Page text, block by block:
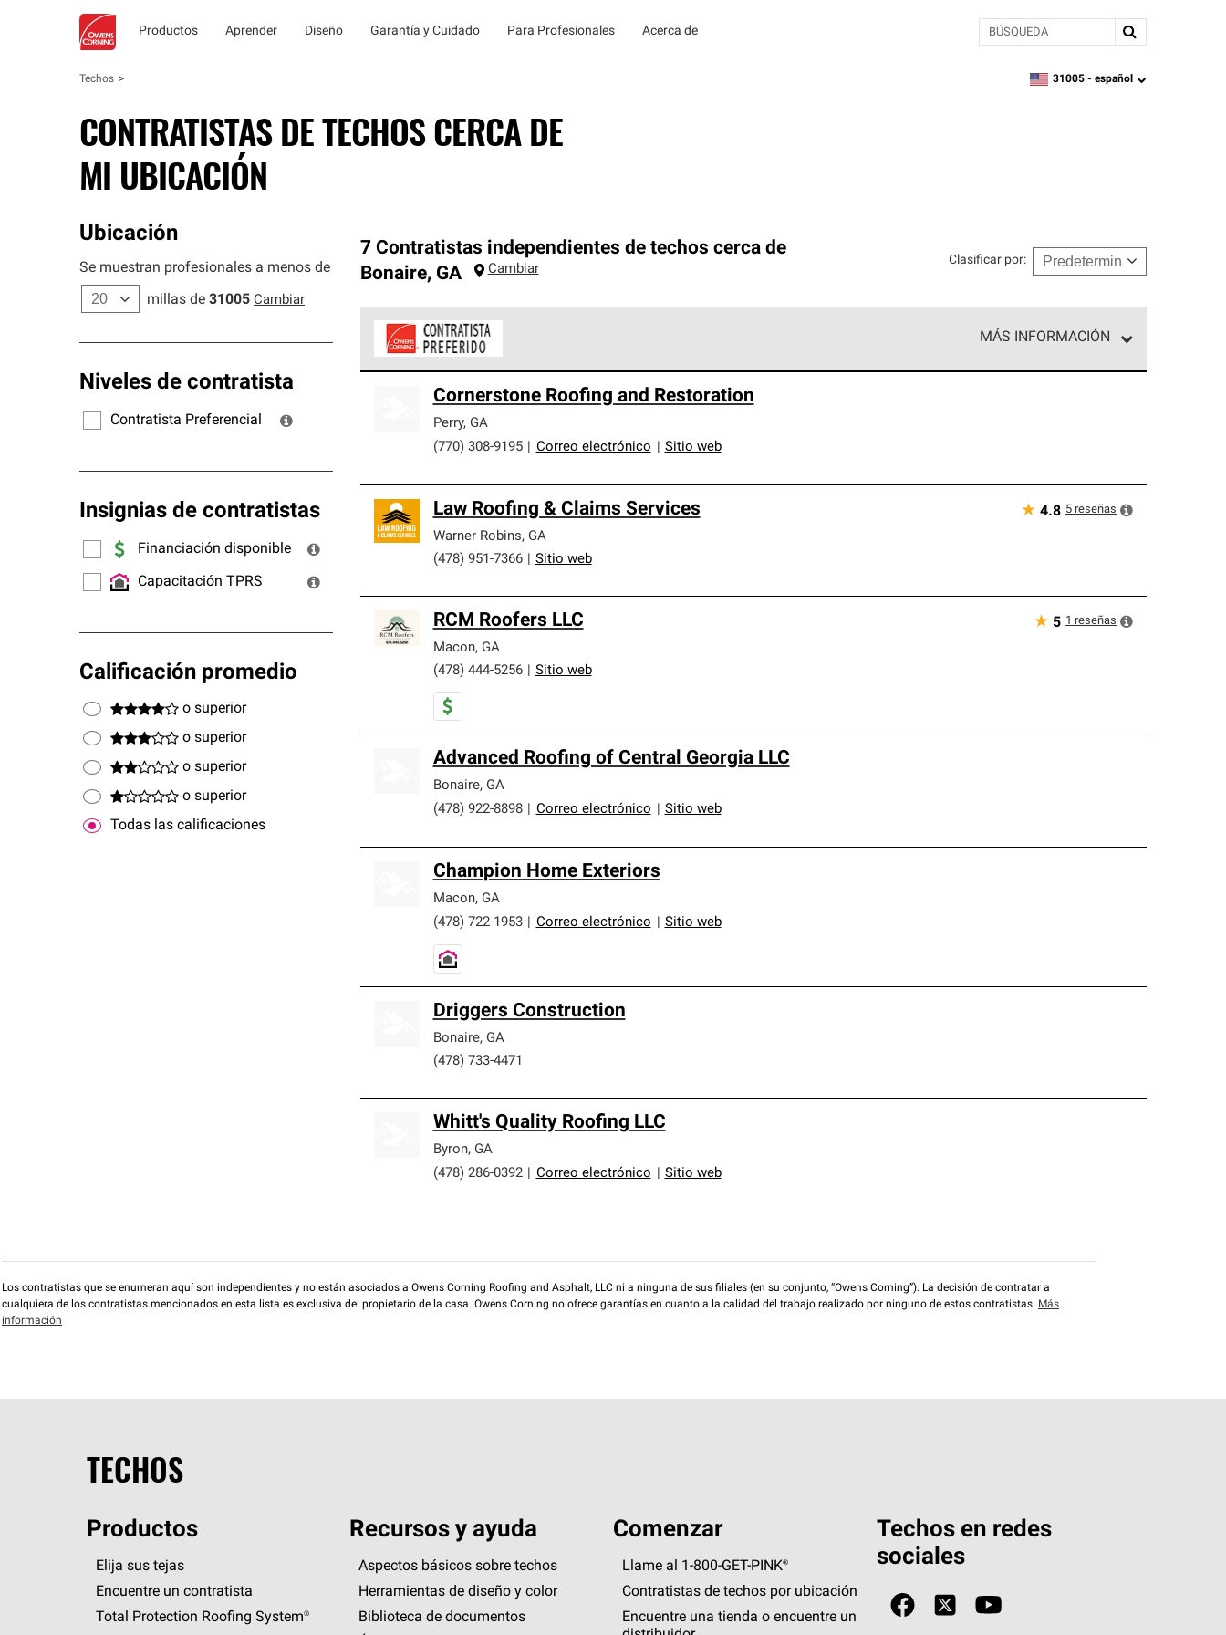
Productos Aprender Diseño Garantía y Cuidado Para Profesionales Acerca de BÚSQUEDA
Techos zipcode,language
31005 - español
CONTRATISTAS DE TECHOS CERCA DE
MI UBICACIÓN
Ubicación
Se muestran profesionales a menos de
millas de 31005 Cambiar
Niveles de contratista
Contratista Preferencial
Insignias de contratistas
Financiación disponible
Capacitación TPRS
Calificación promedio
o superior
o superior
o superior
o superior
Todas las calificaciones
7 Contratistas independientes de techos cerca de
Bonaire, GA Cambiar
Clasificar por:
MÁS INFORMACIÓN
cumplen con altos estándares y requisitos estrictos de profesionalismo y confiabilidad.
Cornerstone Roofing and Restoration
Perry, GA
(770) 308-9195
Correo electrónico Sitio web
Law Roofing & Claims Services
Warner Robins, GA
(478) 951-7366
Sitio web
★ 4.8 5 reseñas
RCM Roofers LLC
Macon, GA
(478) 444-5256
Sitio web
★ 5 1 reseñas
Advanced Roofing of Central Georgia LLC
Bonaire, GA
(478) 922-8898
Correo electrónico Sitio web
Champion Home Exteriors
Macon, GA
(478) 722-1953
Correo electrónico Sitio web
Driggers Construction
Bonaire, GA
(478) 733-4471
Whitt's Quality Roofing LLC
Byron, GA
(478) 286-0392
Correo electrónico Sitio web
Los contratistas que se enumeran aquí son independientes y no están asociados a Owens Corning Roofing and Asphalt, LLC ni a ninguna de sus filiales (en su conjunto, “Owens Corning”). La decisión de contratar a
cualquiera de los contratistas mencionados en esta lista es exclusiva del propietario de la casa. Owens Corning no ofrece garantías en cuanto a la calidad del trabajo realizado por ninguno de estos contratistas. Más
información
TECHOS
Productos
Elija sus tejas
Encuentre un contratista
Total Protection Roofing System®
Recursos y ayuda
Aspectos básicos sobre techos
Herramientas de diseño y color
Biblioteca de documentos
Comenzar
Llame al 1-800-GET-PINK®
Contratistas de techos por ubicación
Encuentre una tienda o encuentre un
Techos en redes
sociales